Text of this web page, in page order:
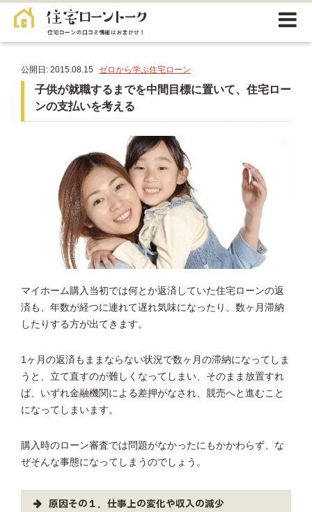
公開日: 2015.08.15 ゼロから学ぶ住宅ローン
子供が就職するまでを中間目標に置いて、住宅ロー
ンの支払いを考える
マイホーム購入当初では何とか返済していた住宅ローンの返
済も、年数が経つに連れて遅れ気味になったり、数ヶ月滞納
したりする方が出てきます。
1ヶ月の返済もままならない状況で数ヶ月の滞納になってしま
うと、立て直すのが難しくなってしまい、そのまま放置すれ
ば、いずれ金融機関による差押がなされ、競売へと進むこと
になってしまいます。
購入時のローン審査では問題がなかったにもかかわらず、な
ぜそんな事態になってしまうのでしょう。
原因その１．仕事上の変化や収入の減少